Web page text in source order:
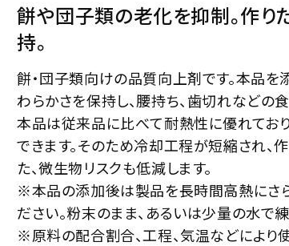
餅や団子類の老化を抑制。作り
持。
餅・団子類向けの品質向上剤です。本品
わらかさを保持し、腰持ち、歯切れなどの
本品は従来品に比べて耐熱性に優れてお
できます。そのため冷却工程が短縮され、
た、微生物リスクも低減します。
※本品の添加後は製品を長時間高熱にさ
ださい。粉末のまま、あるいは少量の水で
※原料の配合割合、工程、気温などにより